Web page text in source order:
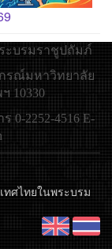
ะบรมราชูปถัมภ์
รณ์มหาวิทยาลัย
10330
0-2252-4516 E-
ทศไทยในพระบรม